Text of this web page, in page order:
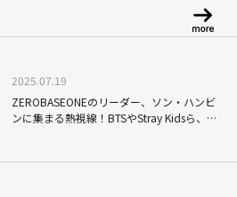
2025.07.19
ZEROBASEONEのリーダー、ソン・ハンビ
ンに集まる熱視線！BTSやStray Kidsら、名